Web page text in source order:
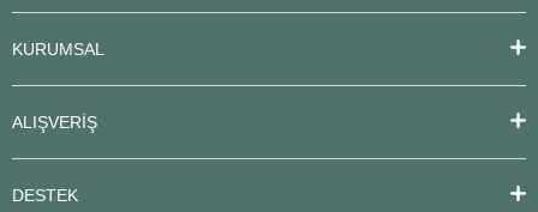
KURUMSAL
ALIŞVERİŞ
DESTEK